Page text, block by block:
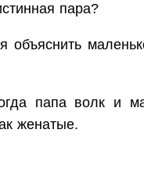
пара?
объяснить
папа волк и
женатые.